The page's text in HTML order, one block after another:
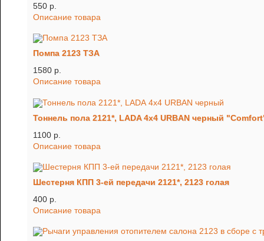
550 p.
Описание товара
Помпа 2123 ТЗА
1580 p.
Описание товара
Тоннель пола 2121*, LADA 4x4 URBAN черный
1100 p.
Описание товара
Шестерня КПП 3-ей передачи 2121*, 2123 голая
400 p.
Описание товара